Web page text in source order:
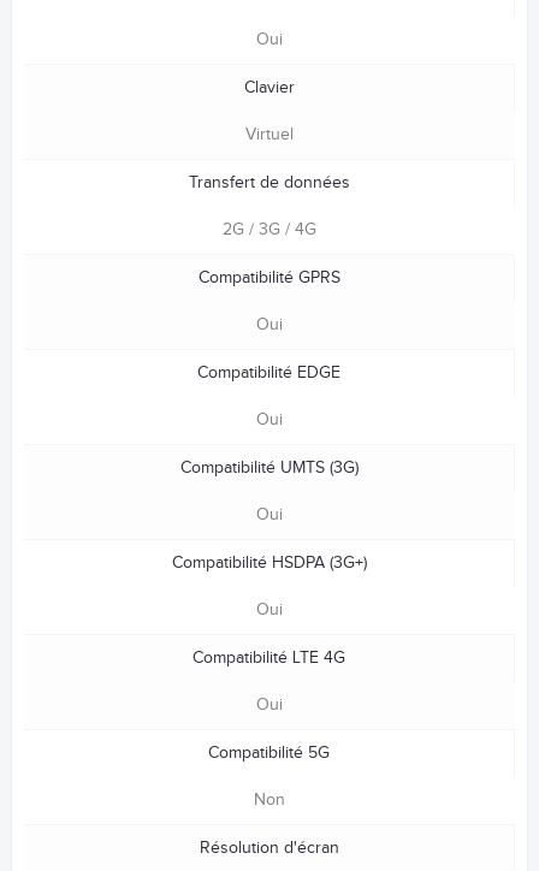
Oui
Clavier
Virtuel
Transfert de données
2G / 3G / 4G
Compatibilité GPRS
Oui
Compatibilité EDGE
Oui
Compatibilité UMTS (3G)
Oui
Compatibilité HSDPA (3G+)
Oui
Compatibilité LTE 4G
Oui
Compatibilité 5G
Non
Résolution d'écran